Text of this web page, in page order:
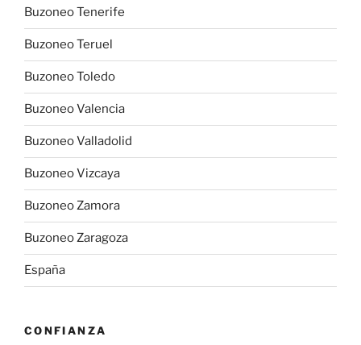
Buzoneo Tenerife
Buzoneo Teruel
Buzoneo Toledo
Buzoneo Valencia
Buzoneo Valladolid
Buzoneo Vizcaya
Buzoneo Zamora
Buzoneo Zaragoza
España
CONFIANZA